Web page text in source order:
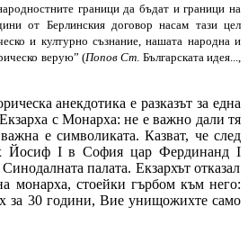
граници да бъдат и граници на
от Берлинския договор насам тази цел
и културно съзнание, нашата народна и
верую” (Попов Ст . Българската идея...,
анекдотика е разказът за една
с Монарха: не е важно дали тя
а есимволиката. Казват, че след
Йосиф I в Софияцар Фердинанд I
палата. Екзархът отказал
монарха, стоейки гърбом към него:
за 30 години, Вие унищожихте само